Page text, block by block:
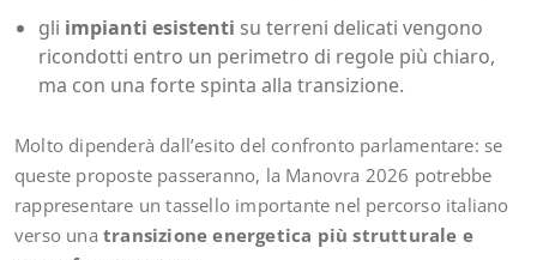
gli impianti esistenti su terreni delicati vengono
ricondotti entro un perimetro di regole più chiaro,
ma con una forte spinta alla transizione.
Molto dipenderà dall’esito del confronto parlamentare: se
queste proposte passeranno, la Manovra 2026 potrebbe
rappresentare un tassello importante nel percorso italiano
verso una transizione energetica più strutturale e